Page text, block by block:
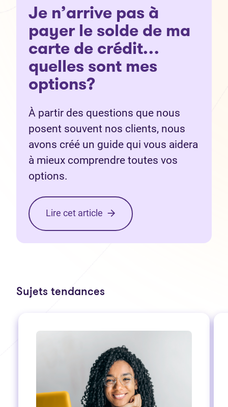
Je n’arrive pas à
payer le solde de ma
carte de crédit…
quelles sont mes
options?
À partir des questions que nous
posent souvent nos clients, nous
avons créé un guide qui vous aidera
à mieux comprendre toutes vos
options.
Lire cet article
Sujets tendances